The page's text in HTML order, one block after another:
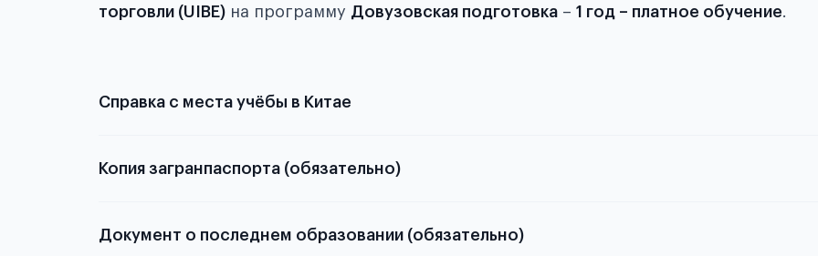
торговли (UIBE) на программу Довузовская подготовка – 1 год – платное обучение.
Справка с места учёбы в Китае
Копия загранпаспорта (обязательно)
Документ о последнем образовании (обязательно)